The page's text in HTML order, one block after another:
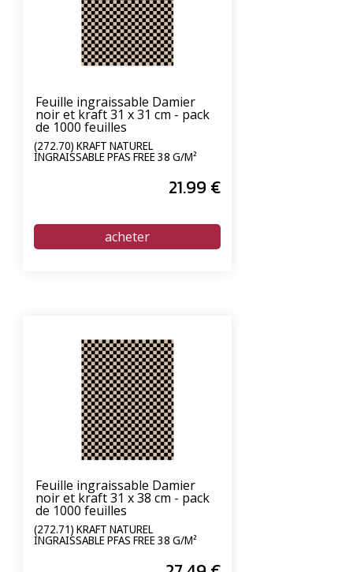
Feuille ingraissable Damier
noir et kraft 31 x 31 cm - pack
de 1000 feuilles
(272.70) KRAFT NATUREL
INGRAISSABLE PFAS FREE 38 G/M²
21.99 €
Feuille ingraissable Damier
noir et kraft 31 x 38 cm - pack
de 1000 feuilles
(272.71) KRAFT NATUREL
INGRAISSABLE PFAS FREE 38 G/M²